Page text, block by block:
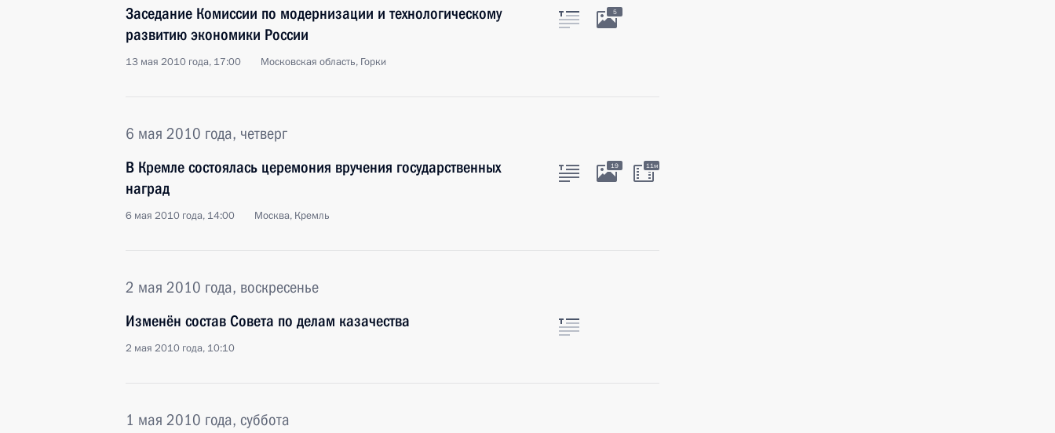
Заседание Комиссии по модернизации и технологическому
развитию экономики России
13 мая 2010 года, 17:00 Московская область, Горки
5
6 мая 2010 года, четверг
В Кремле состоялась церемония вручения государственных
наград
6 мая 2010 года, 14:00 Москва, Кремль
19 11м
2 мая 2010 года, воскресенье
Изменён состав Совета по делам казачества
2 мая 2010 года, 10:10
1 мая 2010 года, суббота